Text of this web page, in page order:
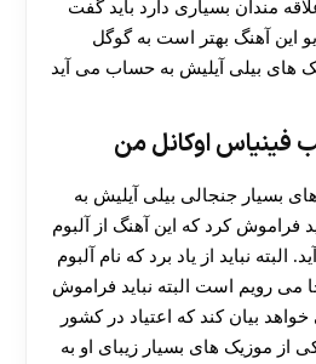
مندان بسیاری دارد باید گفت
این آهنگ بهتر است به گوگل
های بیلی آیلیش به حساب می آید
فینیاس اوکانل من
بسیار جنجالی بیلی آیلیش به
فراموش کرد که این آهنگ از آلبوم
نباید از یاد برد که نام آلبوم
می رویم است البته نباید فراموش
بیان کند که اعتیاد در کشور
از موزیک های بسیار زیبای او به